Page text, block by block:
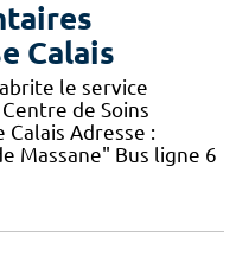
Calais
le service
de Soins
Adresse :
Massane" Bus ligne 6